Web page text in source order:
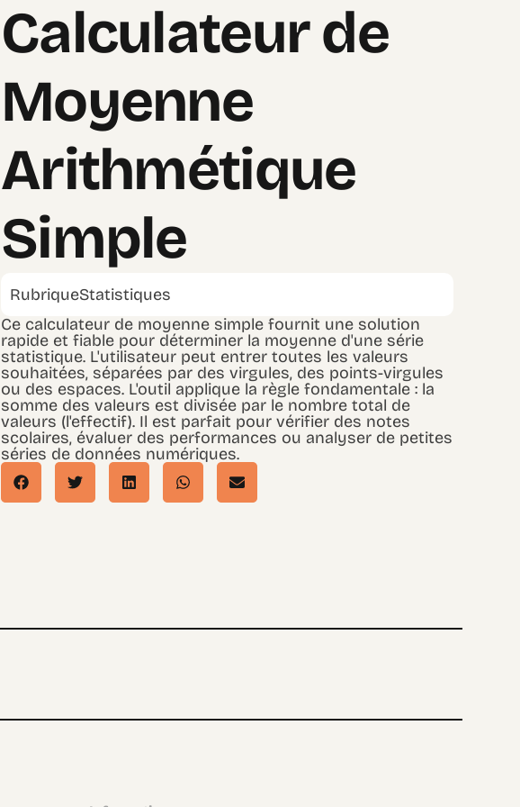
Calculateur de
Moyenne
Arithmétique
Simple
RubriqueStatistiques
Ce calculateur de moyenne simple fournit une solution
rapide et fiable pour déterminer la moyenne d'une série
statistique. L'utilisateur peut entrer toutes les valeurs
souhaitées, séparées par des virgules, des points-virgules
ou des espaces. L'outil applique la règle fondamentale : la
somme des valeurs est divisée par le nombre total de
valeurs (l'effectif). Il est parfait pour vérifier des notes
scolaires, évaluer des performances ou analyser de petites
séries de données numériques.